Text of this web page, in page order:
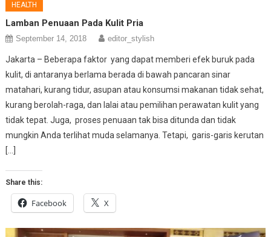
HEALTH
Lamban Penuaan Pada Kulit Pria
September 14, 2018 editor_stylish
Jakarta – Beberapa faktor yang dapat memberi efek buruk pada
kulit, di antaranya berlama berada di bawah pancaran sinar
matahari, kurang tidur, asupan atau konsumsi makanan tidak sehat,
kurang berolah-raga, dan lalai atau pemilihan perawatan kulit yang
tidak tepat. Juga, proses penuaan tak bisa ditunda dan tidak
mungkin Anda terlihat muda selamanya. Tetapi, garis-garis kerutan
[…]
Share this:
Facebook X